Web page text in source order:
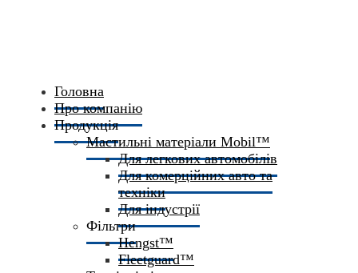
Головна
Про компанію
Продукція
Мастильні матеріали Mobil™
Для легкових автомобілів
Для комерційних авто та
техніки
Для індустрії
Фільтри
Hengst™
Fleetguard™